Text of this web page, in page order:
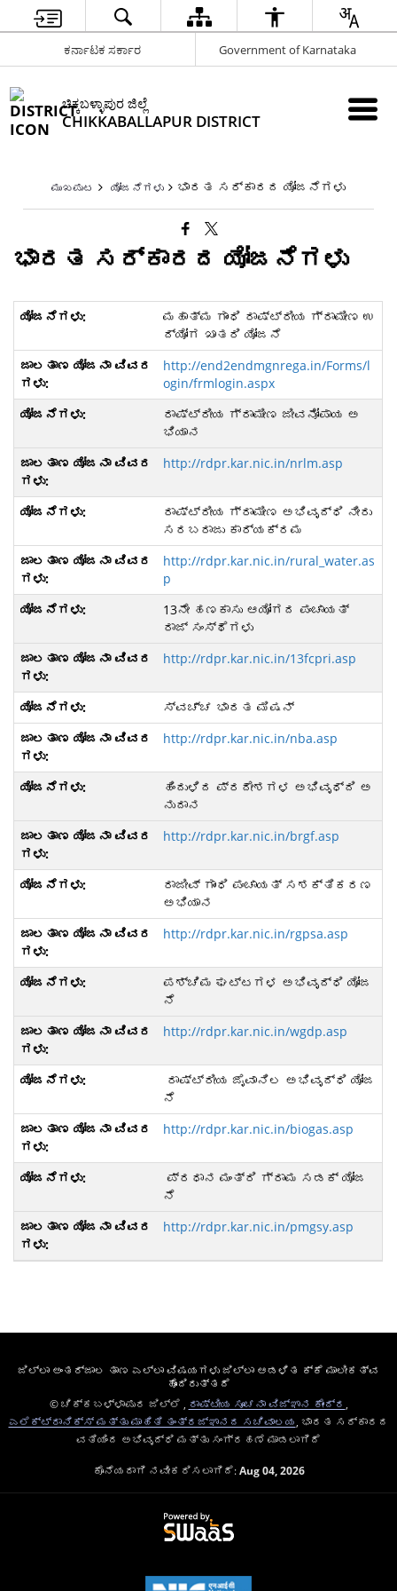
ಕರ್ನಾಟಕ ಸರ್ಕಾರ Government of Karnataka
ಚಿಕ್ಕಬಳ್ಳಾಪುರ ಜಿಲ್ಲೆ
CHIKKABALLAPUR DISTRICT
ಮುಖಪುಟ ಯೋಜನೆಗಳು ಭಾರತ ಸರ್ಕಾರದ ಯೋಜನೆಗಳು
ಭಾರತ ಸರ್ಕಾರದ ಯೋಜನೆಗಳು
ಮಹಾತ್ಮ ಗಾಂಧಿ ರಾಷ್ಟ್ರೀಯ ಗ್ರಾಮೀಣ ಉ
ದ್ಯೋಗ ಖಾತರಿ ಯೋಜನೆ
http://end2endmgnrega.in/Forms/l
ogin/frmlogin.aspx
ರಾಷ್ಟ್ರೀಯ ಗ್ರಾಮೀಣ ಜೀವನೋಪಾಯ ಅ
ಭಿಯಾನ
http://rdpr.kar.nic.in/nrlm.asp
ರಾಷ್ಟ್ರೀಯ ಗ್ರಾಮೀಣ ಅಭಿವೃದ್ಧಿ ನೀರು
ಸರಬರಾಜು ಕಾರ್ಯಕ್ರಮ
http://rdpr.kar.nic.in/rural_water.as
p
13ನೇ ಹಣಕಾಸು ಆಯೋಗದ ಪಂಚಾಯತ್
ರಾಜ್ ಸಂಸ್ಥೆಗಳು
http://rdpr.kar.nic.in/13fcpri.asp
ಸ್ವಚ್ಚ ಭಾರತ ಮಿಷನ್
http://rdpr.kar.nic.in/nba.asp
ಹಿಂದುಳಿದ ಪ್ರದೇಶಗಳ ಅಭಿವೃಧ್ದಿ ಅ
ನುದಾನ
http://rdpr.kar.nic.in/brgf.asp
ರಾಜೀವ್ ಗಾಂಧಿ ಪಂಚಾಯತ್ ಸಶಕ್ತಿಕರಣ
ಅಭಿಯಾನ
http://rdpr.kar.nic.in/rgpsa.asp
ಪಶ್ಚಿಮ ಘಟ್ಟಗಳ ಅಭಿವೃದ್ಧಿ ಯೋಜ
ನೆ
http://rdpr.kar.nic.in/wgdp.asp
ರಾಷ್ಟ್ರೀಯ ಜೈವಾನಿಲ ಅಭಿವೃದ್ಧಿ ಯೋಜ
ನೆ
http://rdpr.kar.nic.in/biogas.asp
ಪ್ರಧಾನ ಮಂತ್ರಿ ಗ್ರಾಮ ಸಡಕ್ ಯೋಜ
ನೆ
http://rdpr.kar.nic.in/pmgsy.asp
ಜಿಲ್ಲಾ ಅಂತರ್ಜಾಲ ತಾಣ ಎಲ್ಲಾ ವಿಷಯಗಳು ಜಿಲ್ಲಾ ಆಡಳಿತ ಕ್ಕೆ ಮಾಲೀಕತ್ವ
ಹೊಂದಿರುತ್ತದೆ
© ಚಿಕ್ಕಬಳ್ಳಾಪುರ ಜಿಲ್ಲೆ ,
ರಾಷ್ಟೀಯ ಸೂಚನಾ ವಿಜ್ಞಾನ ಕೇಂದ್ರ
ಎಲೆಕ್ಟ್ರಾನಿಕ್ಸ್ ಮತ್ತು ಮಾಹಿತಿ ತಂತ್ರಜ್ಞಾನದ ಸಚಿವಾಲಯ , ಭಾರತ ಸರ್ಕಾರದ
ವತಿಯಿಂದ ಅಭಿವೃದ್ಧಿ ಮತ್ತು ಸಂಗ್ರಹಣೆ ಮಾಡಲಾಗಿದೆ
ಕೊನೆಯದಾಗಿ ನವೀಕರಿಸಲಾಗಿದೆ:Aug 04, 2026